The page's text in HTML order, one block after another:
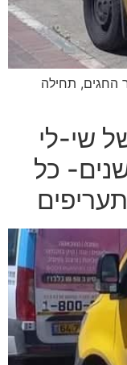
החגים, תחילה
שי-לי
כל